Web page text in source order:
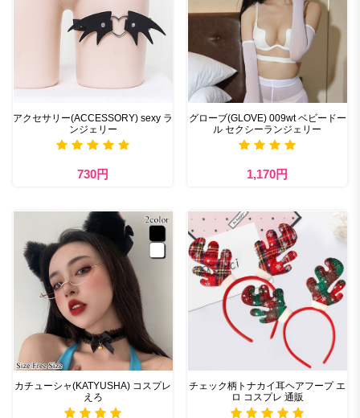
アクセサリー(ACCESSORY) sexy ラ
ンジェリー
730円
グローブ(GLOVE) 009wt ベビードー
ル セクシーランジェリー
1,170円
カチューシャ(KATYUSHA) コスプレ
えろ
チェック柄トナカイ耳ヘアフープ エ
ロ コスプレ 通販